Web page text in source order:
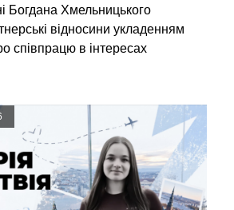
Богдана Хмельницького
відносини укладенням
співпрацю в інтересах